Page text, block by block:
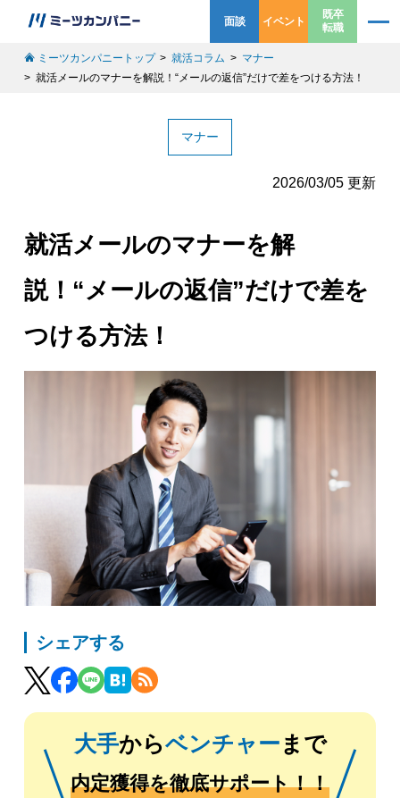
面談 イベント
既卒
転職
ミーツカンパニートップ 就活コラム
マナー
就活メールのマナーを解説！“メールの返信”だけで差をつける方法！
マナー
2026/03/05 更新
就活メールのマナーを解
説！“メールの返信”だけで差を
つける方法！
シェアする
大手からベンチャー まで
内定獲得を徹底サポート！！